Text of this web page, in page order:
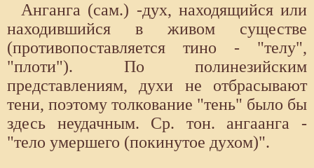
Анганга (сам.) -дух, находящийся или
находившийся в живом существе
(противопоставляется тино - "телу",
"плоти"). По полинезийским
представлениям, духи не отбрасывают
тени, поэтому толкование "тень" было бы
здесь неудачным. Ср. тон. ангаанга -
"тело умершего (покинутое духом)".